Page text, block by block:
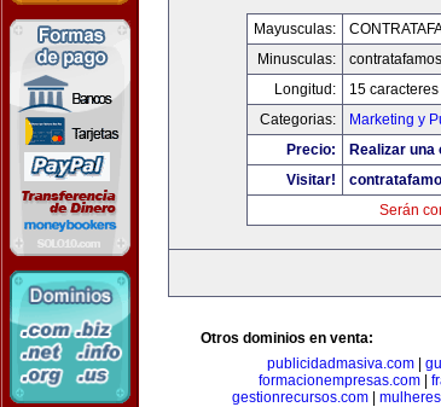
Mayusculas:
Minusculas:
Longitud:
15 caracteres
Categorias:
Marketing y
Precio:
Realizar una
Visitar!
Serán
Otros dominios en venta:
publicidadmasiva.com
formacionempresas.com|
gestionrecursos.com|